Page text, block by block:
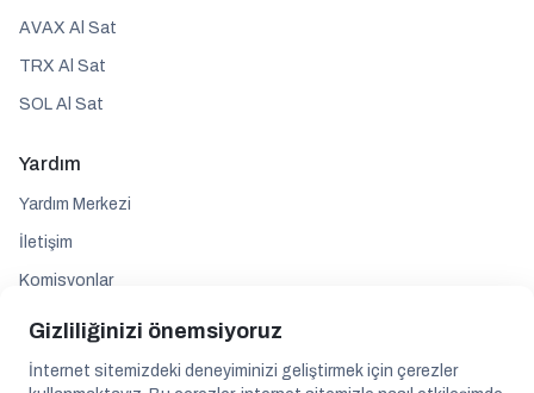
AVAX Al Sat
TRX Al Sat
SOL Al Sat
Yardım
Yardım Merkezi
İletişim
Komisyonlar
Takip edin
Gizliliğinizi önemsiyoruz
İnternet sitemizdeki deneyiminizi geliştirmek için çerezler